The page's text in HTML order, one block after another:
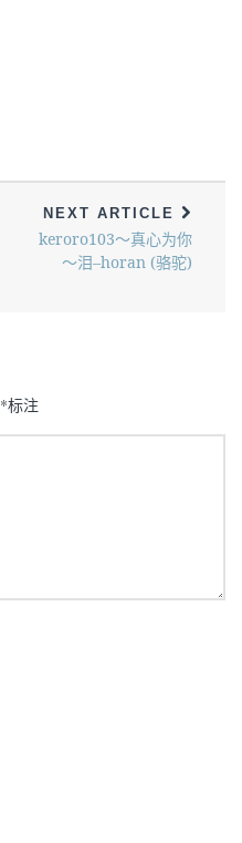
NEXT ARTICLE
keroro103～真心为你
～泪–horan (骆驼)
*标注